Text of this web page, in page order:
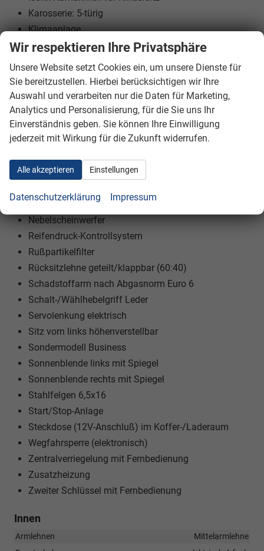
Karosserie: 5-türig
Klimaanlage
Kopfstützen hinten verstellbar
Kopfstützen vorn verstellbar
Lendenwirbelstütze Sitz vorn links
Lenkrad (Leder 3-Speichen)
Lenksäule (Lenkrad) höhen-/längsverstellbar
Leseleuchte vorn
Leseleuchten im Fond
Modellpflege
My Key (2. Fahrzeugschlüssel programmierbar)
Nebelscheinwerfer
Reifendruck-Kontrollsystem
Rußpartikelfilter
Rücksitzlehne geteilt/klappbar (60:40)
Schadstoffarm nach Abgasnorm Euro 6
Schalt-/Wählhebelgriff Leder
Servolenkung elektrisch
Sitz vorn links höhenverstellbar
Sondermodell Business
Sonnenblende links mit Spiegel
Sonnenblende rechts mit Spiegel
Stahlfelgen 6,5x16
Start/Stop-Anlage
Steckdose (12V-Anschluß) im Koffer-/Laderaum
Wegfahrsperre (elektronisch)
Zentralverriegelung mit Fernbedienung
Zusatzheizung
Zweiter Schlüssel mit Fernbedienung
Innen
Armlehnen
Mittelarmlehne
Wir respektieren Ihre Privatsphäre
Unsere Website setzt Cookies ein, um unsere Dienste für
Sie bereitzustellen. Hierbei berücksichtigen wir Ihre
Auswahl und verarbeiten nur die Daten für Marketing,
Analytics und Personalisierung, für die Sie uns Ihr
Einverständnis geben. Sie können Ihre Einwilligung
jederzeit mit Wirkung für die Zukunft widerrufen.
Alle akzeptieren Einstellungen
Datenschutzerklärung Impressum